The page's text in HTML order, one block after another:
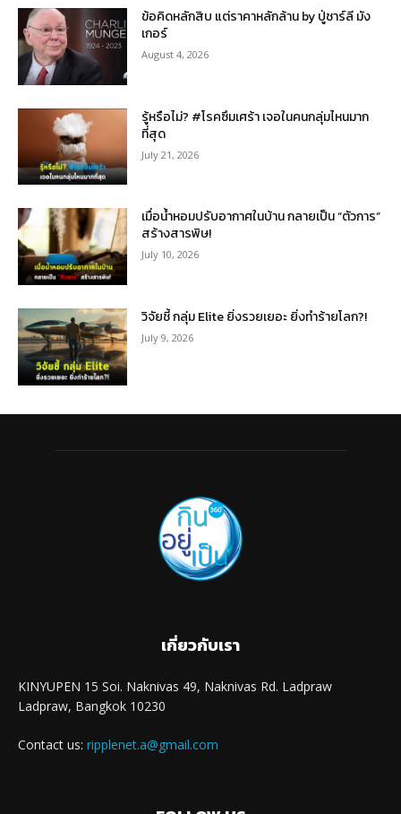
ข้อคิดหลักสิบ แต่ราคาหลักล้าน by ปู่ชาร์ลี มัง
เกอร์
August 4, 2026
รู้หรือไม่? #โรคซึมเศร้า เจอในคนกลุ่มไหนมาก
ที่สุด
July 21, 2026
เมื่อน้ำหอมปรับอากาศในบ้าน กลายเป็น “ตัวการ”
สร้างสารพิษ!
July 10, 2026
วิจัยชี้ กลุ่ม Elite ยิ่งรวยเยอะ ยิ่งทำร้ายโลก?!
July 9, 2026
เกี่ยวกับเรา
KINYUPEN 15 Soi. Naknivas 49, Naknivas Rd. Ladpraw
Ladpraw, Bangkok 10230
Contact us: ripplenet.a@gmail.com